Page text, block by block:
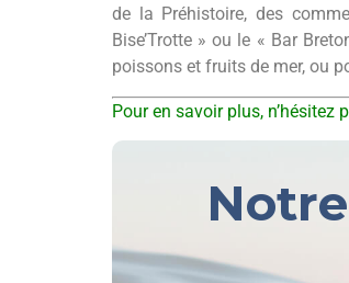
de la Préhistoire, des
Bise’Trotte » ou le « Bar
poissons et fruits de mer, ou
Pour en savoir plus, n’hésitez